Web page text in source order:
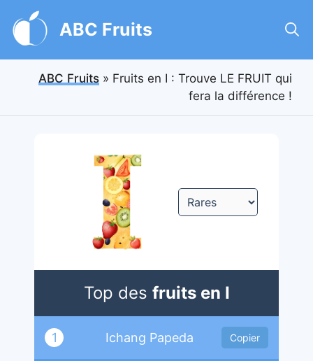
au
contenu
ABC Fruits
ABC Fruits » Fruits en I : Trouve LE FRUIT qui
fera la différence !
Top des fruits en I
1 Ichang Papeda Copier